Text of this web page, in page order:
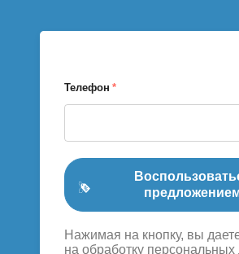
Телефон *
Нажимая на кнопку, вы
на обработку